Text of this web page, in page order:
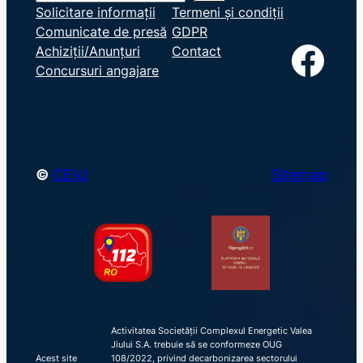
e
a
r
c
Solicitare informații
Comunicate de presă
Achiziții/Anunțuri
Concursuri angajare
Termeni și condiții
GDPR
Contact
Facebook
© CEVJ Sitemap
Acest site
Activitatea Societății Complexul Energetic Valea
Jiului S.A. trebuie să se conformeze OUG
108/2022, privind decarbonizarea sectorului